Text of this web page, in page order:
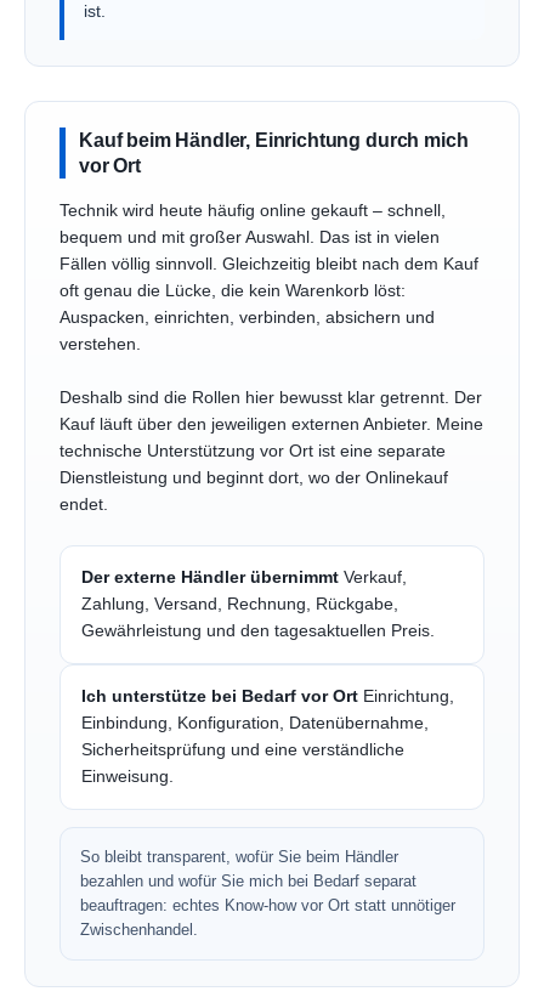
ist.
Kauf beim Händler, Einrichtung durch mich
vor Ort
Technik wird heute häufig online gekauft – schnell,
bequem und mit großer Auswahl. Das ist in vielen
Fällen völlig sinnvoll. Gleichzeitig bleibt nach dem Kauf
oft genau die Lücke, die kein Warenkorb löst:
Auspacken, einrichten, verbinden, absichern und
verstehen.
Deshalb sind die Rollen hier bewusst klar getrennt. Der
Kauf läuft über den jeweiligen externen Anbieter. Meine
technische Unterstützung vor Ort ist eine separate
Dienstleistung und beginnt dort, wo der Onlinekauf
endet.
Der externe Händler übernimmt Verkauf,
Zahlung, Versand, Rechnung, Rückgabe,
Gewährleistung und den tagesaktuellen Preis.
Ich unterstütze bei Bedarf vor Ort Einrichtung,
Einbindung, Konfiguration, Datenübernahme,
Sicherheitsprüfung und eine verständliche
Einweisung.
So bleibt transparent, wofür Sie beim Händler
bezahlen und wofür Sie mich bei Bedarf separat
beauftragen: echtes Know-how vor Ort statt unnötiger
Zwischenhandel.